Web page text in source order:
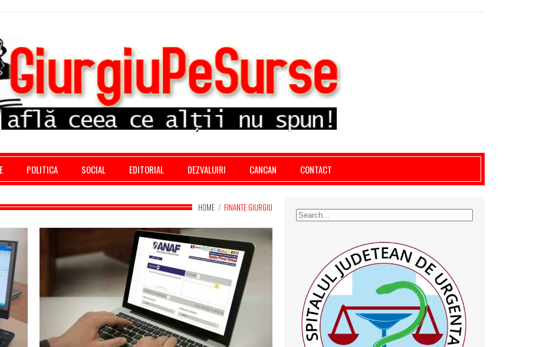
giurgiu, stiri politice, social economic, editoriale giurgiu, dezvaluiri, soc, cancan, stiri locale
POLITICA SOCIAL EDITORIAL DEZVALUIRI CANCAN CONTACT
HOME / FINANTE GIURGIU